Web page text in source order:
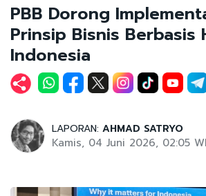
PBB Dorong
Prinsip Bisnis Berbasis
Indonesia
LAPORAN: AHMAD SATRYO
Kamis, 04 Juni 2026, 02:05